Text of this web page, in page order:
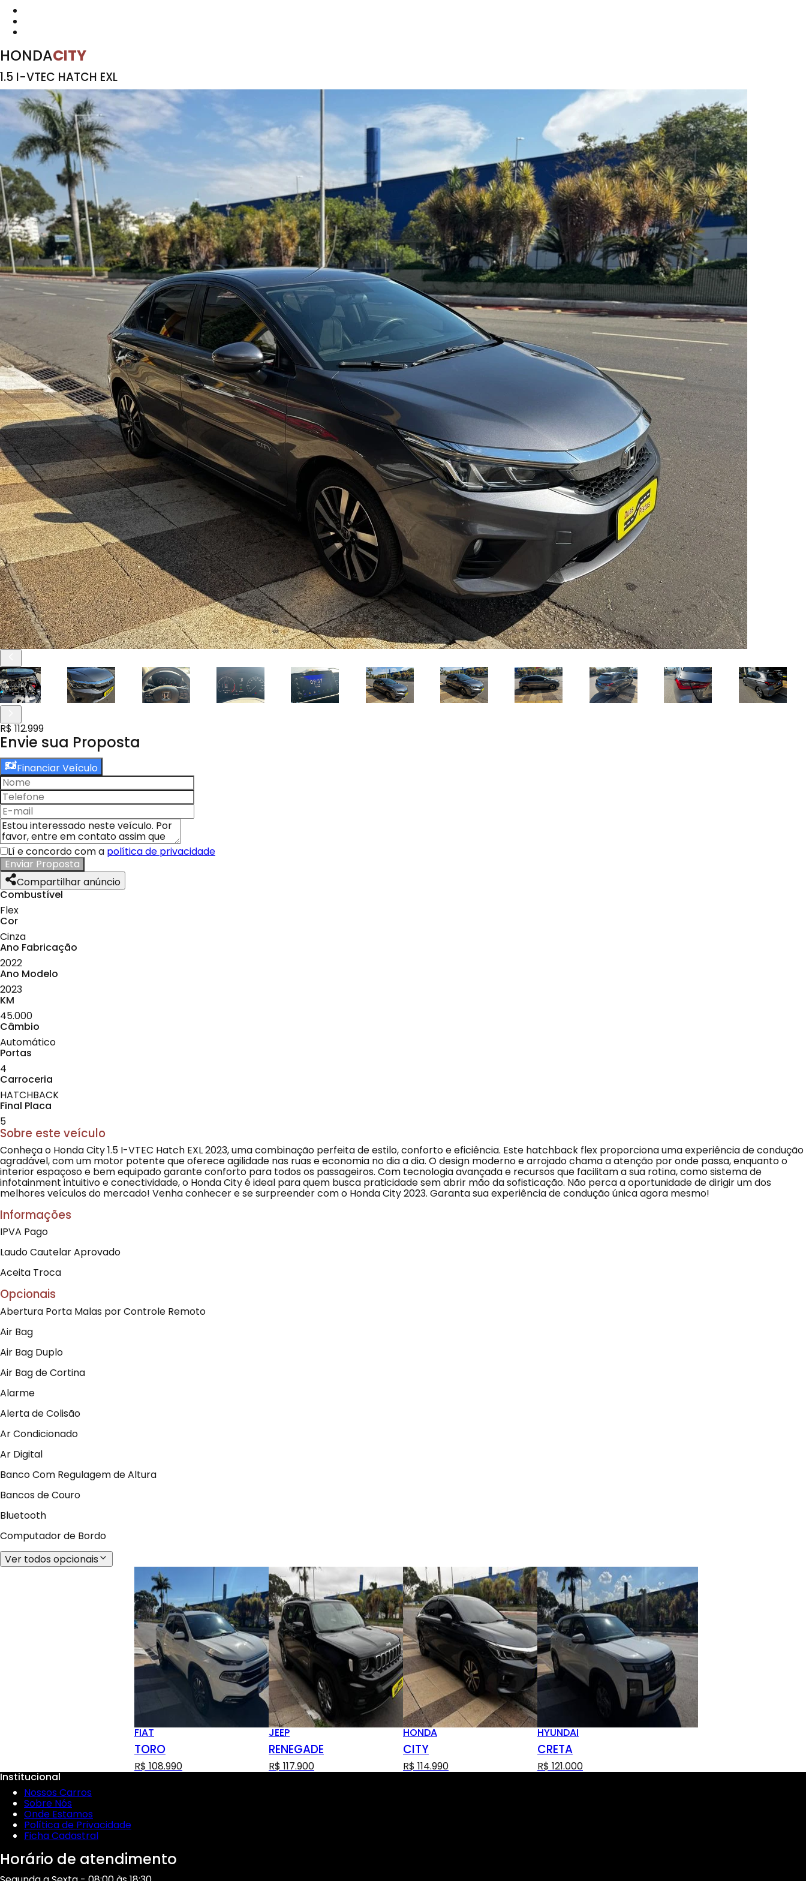
HONDACITY
1.5 I-VTEC HATCH EXL
R$ 112.999
Envie sua Proposta
Financiar Veículo
Lí e concordo com a política de privacidade
Enviar Proposta
Compartilhar anúncio
Combustível
Flex
Cor
Cinza
Ano Fabricação
2022
Ano Modelo
2023
KM
45.000
Câmbio
Automático
Portas
4
Carroceria
HATCHBACK
Final Placa
5
Sobre este veículo
Conheça o Honda City 1.5 I-VTEC Hatch EXL 2023, uma combinação perfeita de estilo, conforto e eficiência. Este hatchback flex proporciona uma experiência de condução
agradável, com um motor potente que oferece agilidade nas ruas e economia no dia a dia. O design moderno e arrojado chama a atenção por onde passa, enquanto o
interior espaçoso e bem equipado garante conforto para todos os passageiros. Com tecnologia avançada e recursos que facilitam a sua rotina, como sistema de
infotainment intuitivo e conectividade, o Honda City é ideal para quem busca praticidade sem abrir mão da sofisticação. Não perca a oportunidade de dirigir um dos
melhores veículos do mercado! Venha conhecer e se surpreender com o Honda City 2023. Garanta sua experiência de condução única agora mesmo!
Informações
IPVA Pago
Laudo Cautelar Aprovado
Aceita Troca
Opcionais
Abertura Porta Malas por Controle Remoto
Air Bag
Air Bag Duplo
Air Bag de Cortina
Alarme
Alerta de Colisão
Ar Condicionado
Ar Digital
Banco Com Regulagem de Altura
Bancos de Couro
Bluetooth
Computador de Bordo
Ver todos opcionais
FIAT
TORO
R$ 108.990
JEEP
RENEGADE
R$ 117.900
HONDA
CITY
R$ 114.990
HYUNDAI
CRETA
R$ 121.000
Institucional
Nossos Carros
Sobre Nós
Onde Estamos
Política de Privacidade
Ficha Cadastral
Horário de atendimento